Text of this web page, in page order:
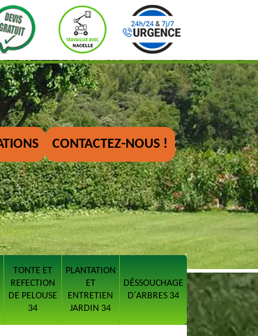
CONTACTEZ-NOUS !
TONTE ET
REFECTION
DE PELOUSE
34
PLANTATION
ET
ENTRETIEN
JARDIN 34
DÉSSOUCHAGE
D'ARBRES 34